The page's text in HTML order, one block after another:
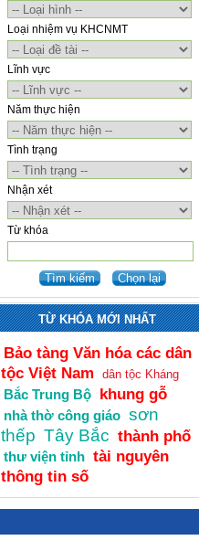
Loại nhiệm vụ KHCNMT
Lĩnh vực
Năm thực hiện
Tình trạng
Nhận xét
Từ khóa
TỪ KHÓA MỚI NHẤT
Bảo tàng Văn hóa các dân
tộc Việt Nam
dân tộc Kháng
Bắc Trung Bộ khung gỗ
nhà thờ công giáo sơn
thếp Tây Bắc thành phố
thư viện tỉnh tài nguyên
thông tin số